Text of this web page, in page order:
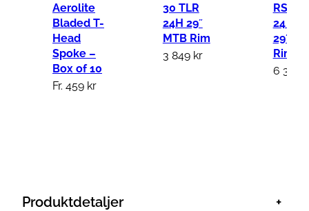
1
Aerolite
Bladed T-
Head
Spoke –
Box of 10
Fr. 459 kr
30 TLR
24H 29˝
MTB Rim
3 849 kr
RSL
24
29˝
Rim
6 399
Produktdetaljer +